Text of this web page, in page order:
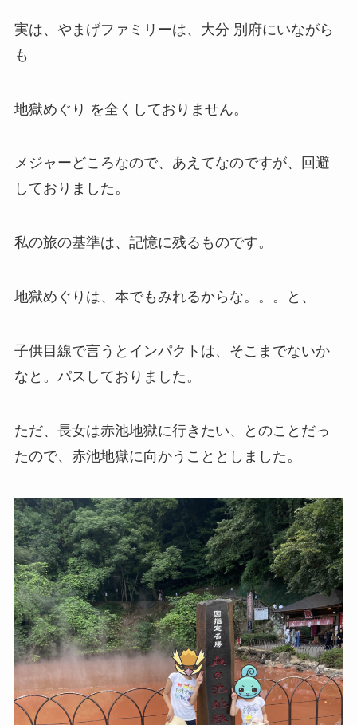
実は、やまげファミリーは、大分 別府にいながら
も
地獄めぐり を全くしておりません。
メジャーどころなので、あえてなのですが、回避
しておりました。
私の旅の基準は、記憶に残るものです。
地獄めぐりは、本でもみれるからな。。。と、
子供目線で言うとインパクトは、そこまでないか
なと。パスしておりました。
ただ、長女は赤池地獄に行きたい、とのことだっ
たので、赤池地獄に向かうこととしました。